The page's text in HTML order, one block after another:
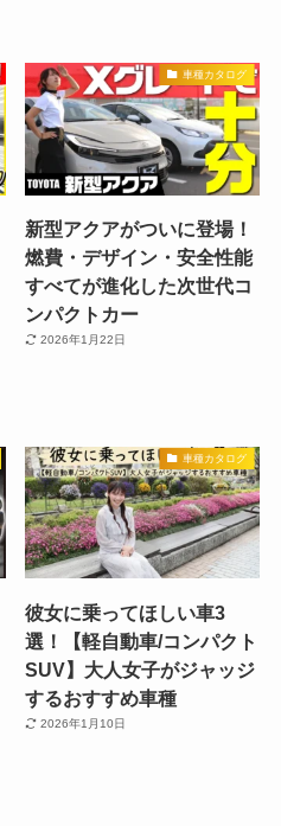
車種カタログ
新型アクアがついに登場！
燃費・デザイン・安全性能
すべてが進化した次世代コ
ンパクトカー
2026年1月22日
車種カタログ
彼女に乗ってほしい車3
選！【軽自動車/コンパクト
SUV】大人女子がジャッジ
するおすすめ車種
2026年1月10日